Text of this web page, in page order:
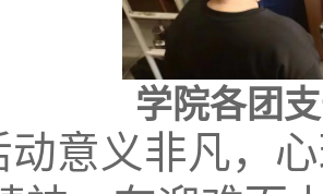
学院各团
动意义非凡，